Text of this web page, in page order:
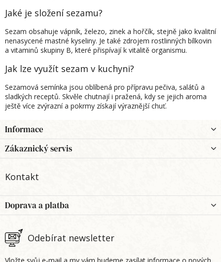
Jaké je složení sezamu?
Sezam obsahuje vápník, železo, zinek a hořčík, stejně jako kvalitní
nenasycené mastné kyseliny. Je také zdrojem rostlinných bílkovin
a vitaminů skupiny B, které přispívají k vitalitě organismu.
Jak lze využít sezam v kuchyni?
Sezamová semínka jsou oblíbená pro přípravu pečiva, salátů a
sladkých receptů. Skvěle chutnají i pražená, kdy se jejich aroma
ještě více zvýrazní a pokrmy získají výraznější chuť.
á
p
a
Informace
Zákaznický servis
Kontakt
Odebírat newsletter
Doprava a platba